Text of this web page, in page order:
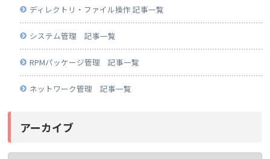
ディレクトリ・ファイル操作 記事一覧
システム管理 記事一覧
RPMパッケージ管理 記事一覧
ネットワーク管理 記事一覧
アーカイブ